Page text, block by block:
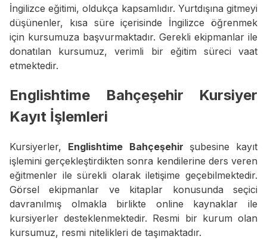
İngilizce eğitimi, oldukça kapsamlıdır. Yurtdışına gitmeyi
düşünenler, kısa süre içerisinde İngilizce öğrenmek
için kursumuza başvurmaktadır. Gerekli ekipmanlar ile
donatılan kursumuz, verimli bir eğitim süreci vaat
etmektedir.
Englishtime Bahçeşehir Kursiyer
Kayıt İşlemleri
Kursiyerler, Englishtime Bahçeşehir şubesine kayıt
işlemini gerçekleştirdikten sonra kendilerine ders veren
eğitmenler ile sürekli olarak iletişime geçebilmektedir.
Görsel ekipmanlar ve kitaplar konusunda seçici
davranılmış olmakla birlikte online kaynaklar ile
kursiyerler desteklenmektedir. Resmi bir kurum olan
kursumuz, resmi nitelikleri de taşımaktadır.